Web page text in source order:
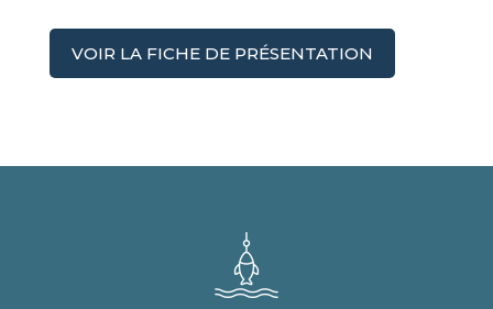
VOIR LA FICHE DE PRÉSENTATION